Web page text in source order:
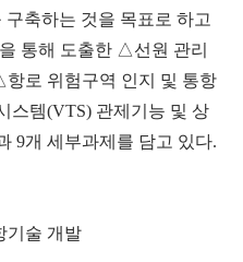
축하는 것을 목표로 하고
통해 도출한 △선원 관리
로 위험구역 인지 및 통항
스템(VTS) 관제기능 및 상
9개 세부과제를 담고 있다.
기술 개발